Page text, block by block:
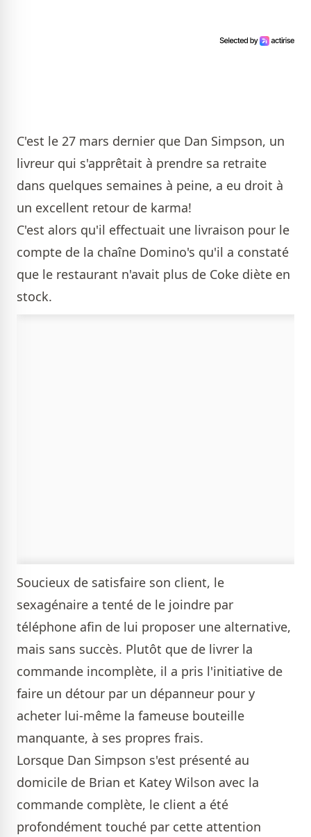
C'est le 27 mars dernier que Dan Simpson, un
livreur qui s'apprêtait à prendre sa retraite
dans quelques semaines à peine, a eu droit à
un excellent retour de karma!
C'est alors qu'il effectuait une livraison pour le
compte de la chaîne Domino's qu'il a constaté
que le restaurant n'avait plus de Coke diète en
stock.
Soucieux de satisfaire son client, le
sexagénaire a tenté de le joindre par
téléphone afin de lui proposer une alternative,
mais sans succès. Plutôt que de livrer la
commande incomplète, il a pris l'initiative de
faire un détour par un dépanneur pour y
acheter lui-même la fameuse bouteille
manquante, à ses propres frais.
Lorsque Dan Simpson s'est présenté au
domicile de Brian et Katey Wilson avec la
commande complète, le client a été
profondément touché par cette attention